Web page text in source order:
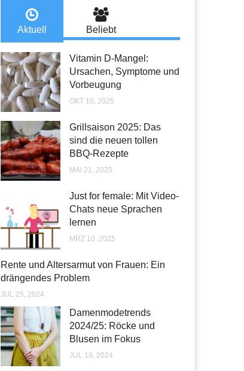
Aktuell Beliebt
Vitamin D-Mangel:
Ursachen, Symptome und
Vorbeugung
OKT 10, 2025
Grillsaison 2025: Das
sind die neuen tollen
BBQ-Rezepte
MAI 21, 2025
Just for female: Mit Video-
Chats neue Sprachen
lernen
MRZ 10, 2025
Rente und Altersarmut von Frauen: Ein
drängendes Problem
JUL 25, 2024
Damenmodetrends
2024/25: Röcke und
Blusen im Fokus
JUL 19, 2024